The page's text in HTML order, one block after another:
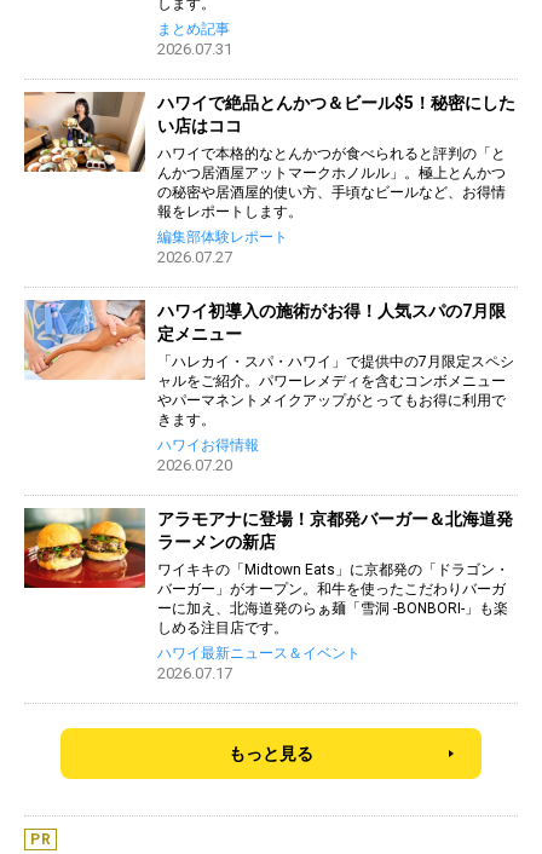
します。
まとめ記事
2026.07.31
ハワイで絶品とんかつ＆ビール$5！秘密にした
い店はココ
ハワイで本格的なとんかつが食べられると評判の「と
んかつ居酒屋アットマークホノルル」。極上とんかつ
の秘密や居酒屋的使い方、手頃なビールなど、お得情
報をレポートします。
編集部体験レポート
2026.07.27
ハワイ初導入の施術がお得！人気スパの7月限
定メニュー
「ハレカイ・スパ・ハワイ」で提供中の7月限定スペシ
ャルをご紹介。パワーレメディを含むコンボメニュー
やパーマネントメイクアップがとってもお得に利用で
きます。
ハワイお得情報
2026.07.20
アラモアナに登場！京都発バーガー＆北海道発
ラーメンの新店
ワイキキの「Midtown Eats」に京都発の「ドラゴン・
バーガー」がオープン。和牛を使ったこだわりバーガ
ーに加え、北海道発のらぁ麺「雪洞 -BONBORI-」も楽
しめる注目店です。
ハワイ最新ニュース＆イベント
2026.07.17
もっと見る